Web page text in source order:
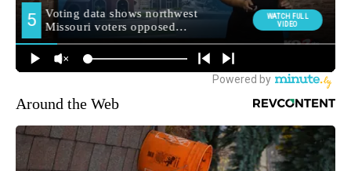
Around the Web